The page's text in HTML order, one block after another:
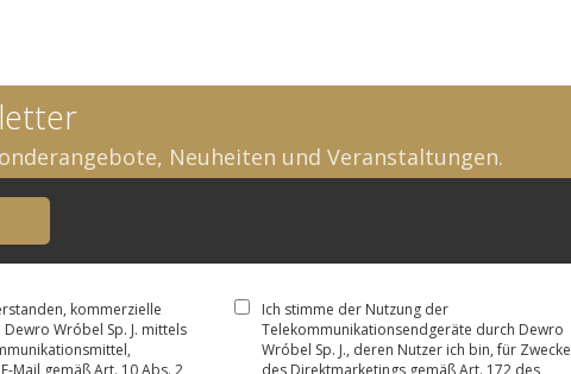
Neuheiten und Veranstaltungen.
kommerzielle
Wróbel Sp. J. mittels
Ich stimme der Nutzung der
Telekommunikationsendgeräte durch Dewro
Wróbel Sp. J., deren Nutzer ich bin, für Zwecke